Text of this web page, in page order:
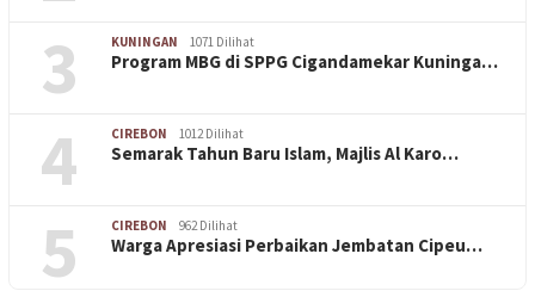
3 KUNINGAN 1071 Dilihat
Program MBG di SPPG Cigandamekar Kuninga…
4 CIREBON 1012 Dilihat
Semarak Tahun Baru Islam, Majlis Al Karo…
5 CIREBON 962 Dilihat
Warga Apresiasi Perbaikan Jembatan Cipeu…